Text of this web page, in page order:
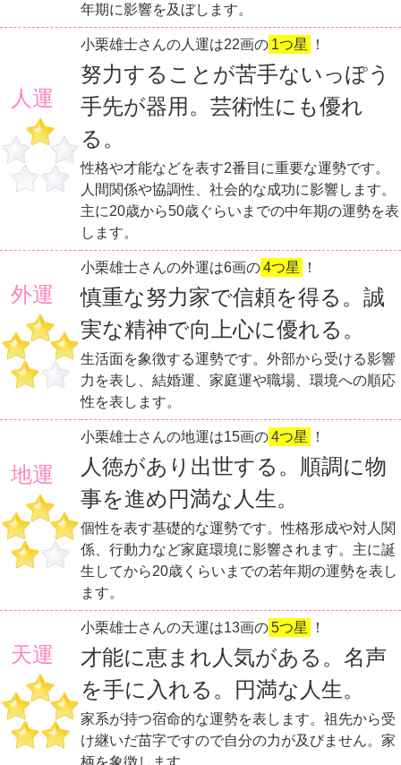
年期に影響を及ぼします。
人運
小栗雄士さんの人運は22画の 1つ星 ！
努力することが苦手ないっぽう
手先が器用。芸術性にも優れ
る。
性格や才能などを表す2番目に重要な運勢です。
人間関係や協調性、社会的な成功に影響します。
主に20歳から50歳ぐらいまでの中年期の運勢を表
します。
外運
小栗雄士さんの外運は6画の4つ星 ！
慎重な努力家で信頼を得る。誠
実な精神で向上心に優れる。
生活面を象徴する運勢です。外部から受ける影響
力を表し、結婚運、家庭運や職場、環境への順応
性を表します。
地運
小栗雄士さんの地運は15画の4つ星 ！
人徳があり出世する。順調に物
事を進め円満な人生。
個性を表す基礎的な運勢です。性格形成や対人関
係、行動力など家庭環境に影響されます。主に誕
生してから20歳くらいまでの若年期の運勢を表し
ます。
天運
小栗雄士さんの天運は13画の5つ星 ！
才能に恵まれ人気がある。名声
を手に入れる。円満な人生。
家系が持つ宿命的な運勢を表します。祖先から受
け継いだ苗字ですので自分の力が及びません。家
柄を象徴します。